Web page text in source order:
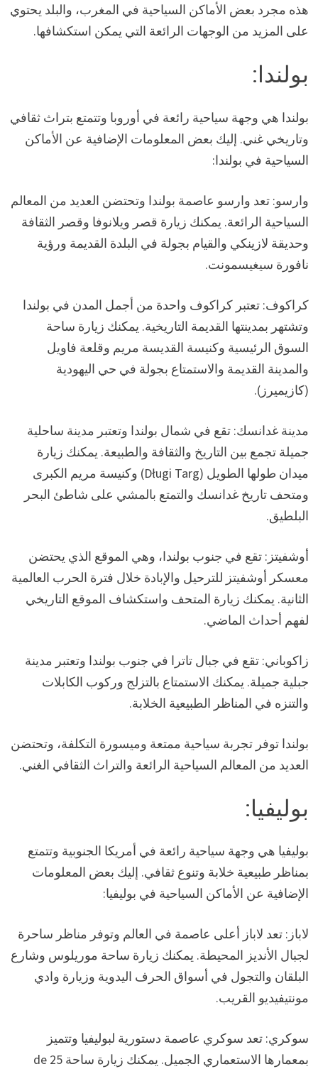
هذه مجرد بعض الأماكن السياحية في المغرب، والبلد يحتوي
على المزيد من الوجهات الرائعة التي يمكن استكشافها.
بولندا:
بولندا هي وجهة سياحية رائعة في أوروبا وتتمتع بتراث ثقافي
وتاريخي غني. إليك بعض المعلومات الإضافية عن الأماكن
السياحية في بولندا:
وارسو: تعد وارسو عاصمة بولندا وتحتضن العديد من المعالم
السياحية الرائعة. يمكنك زيارة قصر ويلانوفا وقصر الثقافة
وحديقة لازينكي والقيام بجولة في البلدة القديمة ورؤية
نافورة سيغيسمونت.
كراكوف: تعتبر كراكوف واحدة من أجمل المدن في بولندا
وتشتهر بمدينتها القديمة التاريخية. يمكنك زيارة ساحة
السوق الرئيسية وكنيسة القديسة مريم وقلعة فاويل
والمدينة القديمة والاستمتاع بجولة في حي اليهودية
(كازيميرز).
مدينة غدانسك: تقع في شمال بولندا وتعتبر مدينة ساحلية
جميلة تجمع بين التاريخ والثقافة والطبيعة. يمكنك زيارة
ميدان طولها الطويل (Długi Targ) وكنيسة مريم الكبرى
ومتحف تاريخ غدانسك والتمتع بالمشي على شاطئ البحر
البلطيق.
أوشفيتز: تقع في جنوب بولندا، وهي الموقع الذي يحتضن
معسكر أوشفيتز للترحيل والإبادة خلال فترة الحرب العالمية
الثانية. يمكنك زيارة المتحف واستكشاف الموقع التاريخي
لفهم أحداث الماضي.
زاكوباني: تقع في جبال تاترا في جنوب بولندا وتعتبر مدينة
جبلية جميلة. يمكنك الاستمتاع بالتزلج وركوب الكابلات
والتنزه في المناظر الطبيعية الخلابة.
بولندا توفر تجربة سياحية ممتعة وميسورة التكلفة، وتحتضن
العديد من المعالم السياحية الرائعة والتراث الثقافي الغني.
بوليفيا:
بوليفيا هي وجهة سياحية رائعة في أمريكا الجنوبية وتتمتع
بمناظر طبيعية خلابة وتنوع ثقافي. إليك بعض المعلومات
الإضافية عن الأماكن السياحية في بوليفيا:
لاباز: تعد لاباز أعلى عاصمة في العالم وتوفر مناظر ساحرة
لجبال الأنديز المحيطة. يمكنك زيارة ساحة موريلوس وشارع
البلقان والتجول في أسواق الحرف اليدوية وزيارة وادي
مونتيفيديو القريب.
سوكري: تعد سوكري عاصمة دستورية لبوليفيا وتتميز
بمعمارها الاستعماري الجميل. يمكنك زيارة ساحة 25 de